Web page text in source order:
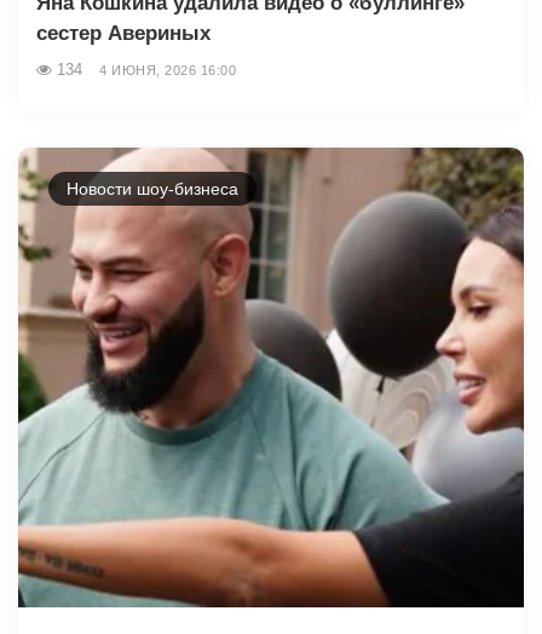
сестер Авериных
134 4 ИЮНЯ, 2026 16:00
Новости шоу-бизнеса